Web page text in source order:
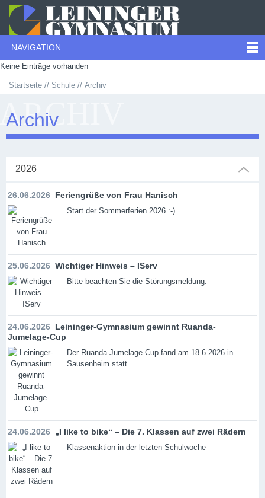
NAVIGATION
Keine Einträge vorhanden
Startseite Schule Archiv
Archiv
2026
26.06.2026 Feriengrüße von Frau Hanisch
Start der Sommerferien 2026 :-)
25.06.2026 Wichtiger Hinweis – IServ
Bitte beachten Sie die Störungsmeldung.
24.06.2026 Leininger-Gymnasium gewinnt Ruanda-
Jumelage-Cup
Der Ruanda-Jumelage-Cup fand am 18.6.2026 in
Sausenheim statt.
24.06.2026 „I like to bike“ – Die 7. Klassen auf zwei Rädern
Klassenaktion in der letzten Schulwoche